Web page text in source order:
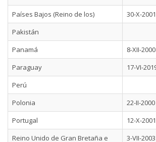
Países Bajos (Reino de los)
30-X-2001
Pakistán
Panamá
8-XII-2000
Paraguay
17-VI-
Perú
Polonia
22-II-2000
Portugal
12-X-2001
Reino Unido de Gran Bretaña e
3-VII-2003